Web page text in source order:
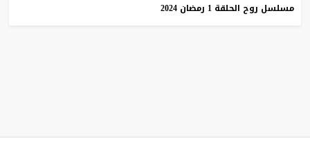
مسلسل روح الحلقة 1 رمضان 2024